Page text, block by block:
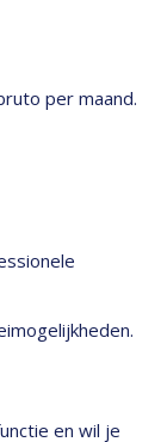
per maand.
en wil je